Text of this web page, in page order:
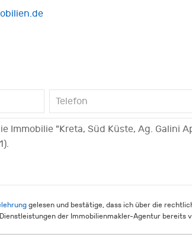
gelesen und bestätige, dass ich über die
der Immobilienmakler-Agentur